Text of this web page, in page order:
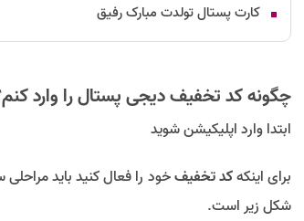
کارت پستال تولدت مبارک رفیق
چگونه کد تخفیف دیجی پستال را وارد
ابتدا وارد اپلیکیشن شوید
برای اینکهکد تخفیفخود را فعال کنید باید
شکل زیر است.